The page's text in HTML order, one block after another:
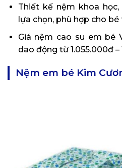
Thiết kế nệm khoa
lựa chọn, phù hợp cho bé
Giá nệm cao su em bé
dao động từ 1.055.000đ –
Nệm em bé Kim